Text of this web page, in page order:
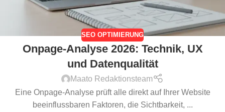
SEO OPTIMIERUNG
Onpage-Analyse 2026: Technik, UX
und Datenqualität
Maato Redaktionsteam
Eine Onpage-Analyse prüft alle direkt auf Ihrer Website
beeinflussbaren Faktoren, die Sichtbarkeit, ...